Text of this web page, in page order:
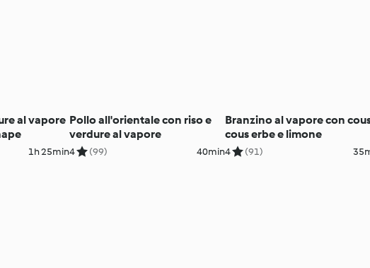
al vapore
1h 25min
Pollo all'orientale con riso e
verdure al vapore
4 (99) 40min
Branzino al vapore con
cous erbe e limone
4 (91)